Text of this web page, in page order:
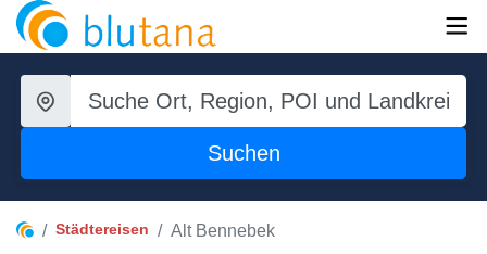
Suchen
Städtereisen Alt Bennebek